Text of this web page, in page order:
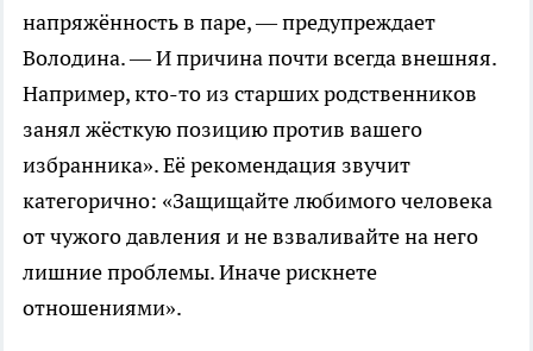
напряжённость в паре, — предупреждает
Володина. — И причина почти всегда внешняя.
Например, кто-то из старших родственников
занял жёсткую позицию против вашего
избранника». Её рекомендация звучит
категорично: «Защищайте любимого человека
от чужого давления и не взваливайте на него
лишние проблемы. Иначе рискнете
отношениями».